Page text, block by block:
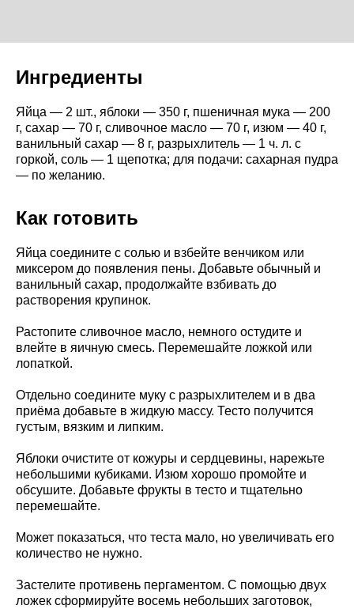
Ингредиенты
Яйца — 2 шт., яблоки — 350 г, пшеничная мука — 200
г, сахар — 70 г, сливочное масло — 70 г, изюм — 40 г,
ванильный сахар — 8 г, разрыхлитель — 1 ч. л. с
горкой, соль — 1 щепотка; для подачи: сахарная пудра
— по желанию.
Как готовить
Яйца соедините с солью и взбейте венчиком или
миксером до появления пены. Добавьте обычный и
ванильный сахар, продолжайте взбивать до
растворения крупинок.
Растопите сливочное масло, немного остудите и
влейте в яичную смесь. Перемешайте ложкой или
лопаткой.
Отдельно соедините муку с разрыхлителем и в два
приёма добавьте в жидкую массу. Тесто получится
густым, вязким и липким.
Яблоки очистите от кожуры и сердцевины, нарежьте
небольшими кубиками. Изюм хорошо промойте и
обсушите. Добавьте фрукты в тесто и тщательно
перемешайте.
Может показаться, что теста мало, но увеличивать его
количество не нужно.
Застелите противень пергаментом. С помощью двух
ложек сформируйте восемь небольших заготовок,